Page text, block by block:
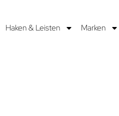
Haken & Leisten Marken